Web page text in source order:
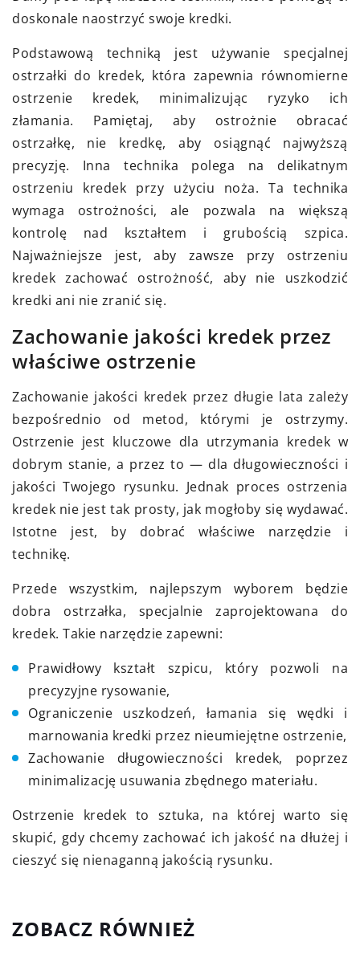
doskonale naostrzyć swoje kredki.
Podstawową techniką jest używanie specjalnej
ostrzałki do kredek, która zapewnia równomierne
ostrzenie kredek, minimalizując ryzyko ich
złamania. Pamiętaj, aby ostrożnie obracać
ostrzałkę, nie kredkę, aby osiągnąć najwyższą
precyzję. Inna technika polega na delikatnym
ostrzeniu kredek przy użyciu noża. Ta technika
wymaga ostrożności, ale pozwala na większą
kontrolę nad kształtem i grubością szpica.
Najważniejsze jest, aby zawsze przy ostrzeniu
kredek zachować ostrożność, aby nie uszkodzić
kredki ani nie zranić się.
Zachowanie jakości kredek przez
właściwe ostrzenie
Zachowanie jakości kredek przez długie lata zależy
bezpośrednio od metod, którymi je ostrzymy.
Ostrzenie jest kluczowe dla utrzymania kredek w
dobrym stanie, a przez to — dla długowieczności i
jakości Twojego rysunku. Jednak proces ostrzenia
kredek nie jest tak prosty, jak mogłoby się wydawać.
Istotne jest, by dobrać właściwe narzędzie i
technikę.
Przede wszystkim, najlepszym wyborem będzie
dobra ostrzałka, specjalnie zaprojektowana do
kredek. Takie narzędzie zapewni:
Prawidłowy kształt szpicu, który pozwoli na
precyzyjne rysowanie,
Ograniczenie uszkodzeń, łamania się wędki i
marnowania kredki przez nieumiejętne ostrzenie,
Zachowanie długowieczności kredek, poprzez
minimalizację usuwania zbędnego materiału.
Ostrzenie kredek to sztuka, na której warto się
skupić, gdy chcemy zachować ich jakość na dłużej i
cieszyć się nienaganną jakością rysunku.
ZOBACZ RÓWNIEŻ